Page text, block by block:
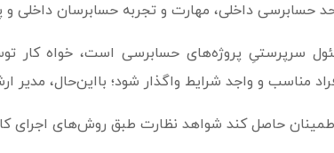
حسابرسی داخلی، مهارت و تجربه حسابرسان
سرپرستیِ پروژه‌­های حسابرسی است، خواه کار
مناسب و واجد شرایط واگذار شود؛ بااین­‌حال، مدیر
حاصل کند شواهد نظارت طبق روش‌های اجرای